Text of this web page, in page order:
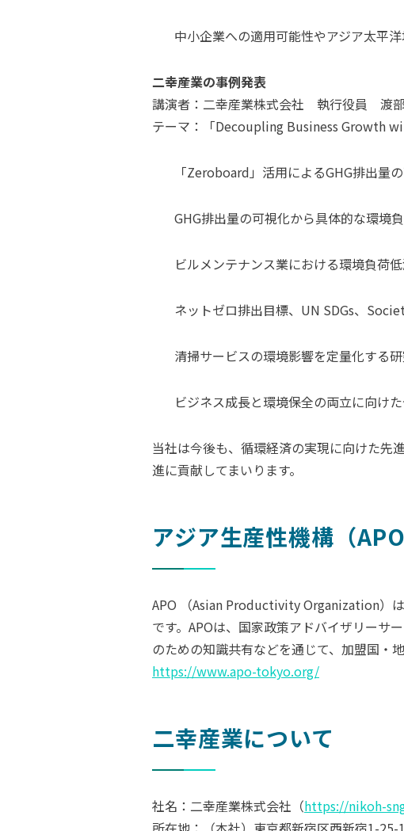
中小企業への適用可能性やアジア太平
二幸産業の事例発表
講演者：二幸産業株式会社 執行役員 渡
テーマ：「Decoupling Business Growth
「Zeroboard」活用によるGHG排出量
GHG排出量の可視化から具体的な環境
ビルメンテナンス業における環境負荷
ネットゼロ排出目標、UN SDGs、
清掃サービスの環境影響を定量化する
ビジネス成長と環境保全の両立に向け
当社は今後も、循環経済の実現に向けた先
進に貢献してまいります。
アジア生産性機構（
APO （Asian Productivity Organization）
です。APOは、国家政策アドバイザリーサ
のための知識共有などを通じて、加盟国・
https://www.apo-tokyo.org/
二幸産業について
社名：二幸産業株式会社（https://nikoh-